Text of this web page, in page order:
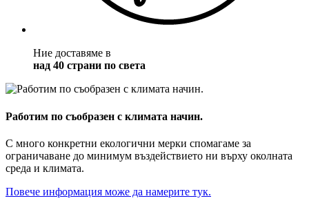
Ние доставяме в
над 40 страни по света
Работим по съобразен с климата начин.
С много конкретни екологични мерки спомагаме за
ограничаване до минимум въздействието ни върху околната
среда и климата.
Повече информация може да намерите тук.